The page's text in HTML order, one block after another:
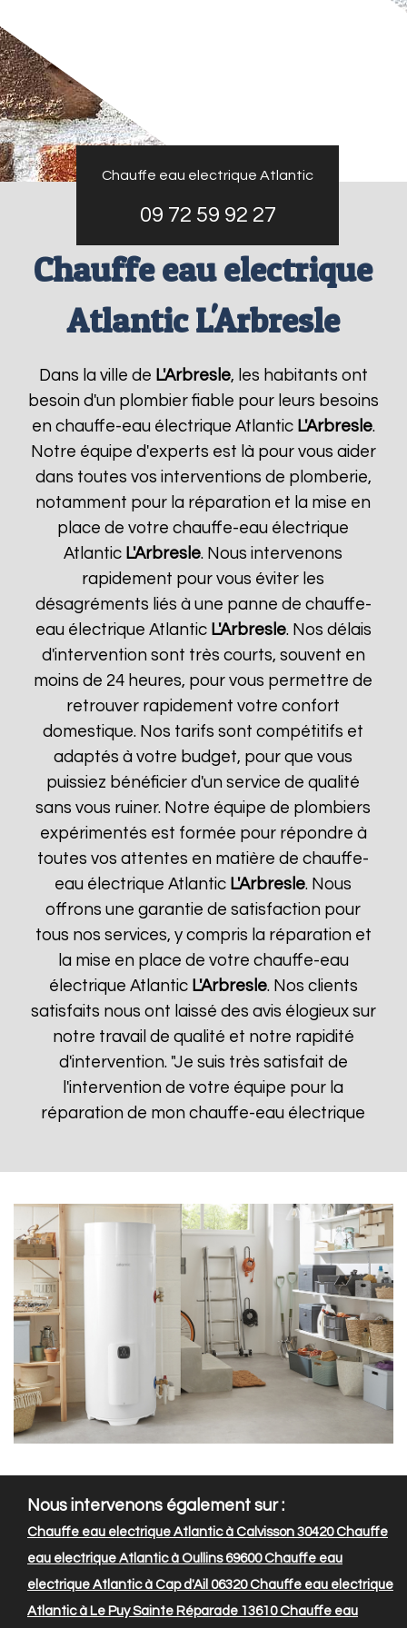
Chauffe eau electrique Atlantic
09 72 59 92 27
Chauffe eau electrique
Atlantic L'Arbresle
Dans la ville de L'Arbresle, les habitants ont
besoin d'un plombier fiable pour leurs besoins
en chauffe-eau électrique Atlantic L'Arbresle.
Notre équipe d'experts est là pour vous aider
dans toutes vos interventions de plomberie,
notamment pour la réparation et la mise en
place de votre chauffe-eau électrique
Atlantic L'Arbresle. Nous intervenons
rapidement pour vous éviter les
désagréments liés à une panne de chauffe-
eau électrique Atlantic L'Arbresle. Nos délais
d'intervention sont très courts, souvent en
moins de 24 heures, pour vous permettre de
retrouver rapidement votre confort
domestique. Nos tarifs sont compétitifs et
adaptés à votre budget, pour que vous
puissiez bénéficier d'un service de qualité
sans vous ruiner. Notre équipe de plombiers
expérimentés est formée pour répondre à
toutes vos attentes en matière de chauffe-
eau électrique Atlantic L'Arbresle. Nous
offrons une garantie de satisfaction pour
tous nos services, y compris la réparation et
la mise en place de votre chauffe-eau
électrique Atlantic L'Arbresle. Nos clients
satisfaits nous ont laissé des avis élogieux sur
notre travail de qualité et notre rapidité
d'intervention. "Je suis très satisfait de
l'intervention de votre équipe pour la
réparation de mon chauffe-eau électrique
Nous intervenons également sur :
Chauffe eau electrique Atlantic à Calvisson 30420Chauffe
eau electrique Atlantic à Oullins 69600Chauffe eau
electrique Atlantic à Cap d'Ail 06320Chauffe eau electrique
Atlantic à Le Puy Sainte Réparade 13610Chauffe eau